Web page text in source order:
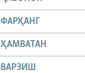
ФАРҲАНГ
ҲАМВАТАН
ВАРЗИШ